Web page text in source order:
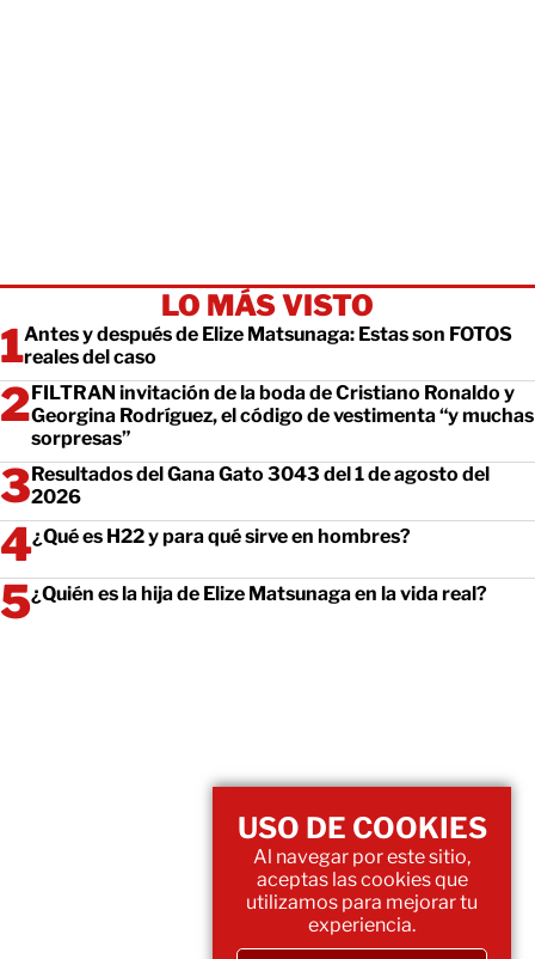
LO MÁS VISTO
Antes y después de Elize Matsunaga: Estas son FOTOS
reales del caso
FILTRAN invitación de la boda de Cristiano Ronaldo y
Georgina Rodríguez, el código de vestimenta “y muchas
sorpresas”
Resultados del Gana Gato 3043 del 1 de agosto del
2026
¿Qué es H22 y para qué sirve en hombres?
¿Quién es la hija de Elize Matsunaga en la vida real?
USO DE COOKIES
Al navegar por este sitio,
aceptas las cookies que
utilizamos para mejorar tu
experiencia.